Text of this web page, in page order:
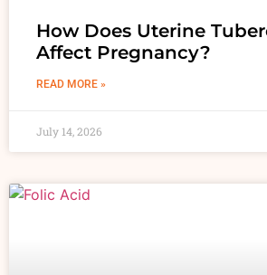
How Does Uterine
Affect Pregnancy?
READ MORE »
July 14, 2026